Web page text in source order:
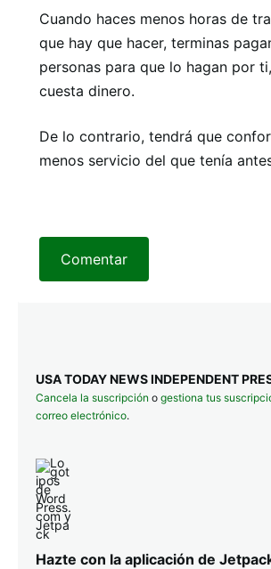
Cuando haces menos horas de
que hay que hacer, terminas
personas para que lo hagan por
cuesta dinero.
De lo contrario, tendrá que
menos servicio del que tenía
Comentar
USA TODAY NEWS INDEPENDENT
Cancela la suscripción o gestiona tus
correo electrónico.
Hazte con la aplicación de